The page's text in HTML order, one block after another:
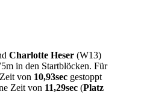
Charlotte Heser(W13)
in den Startblöcken. Für
von 10,93secgestoppt
Zeit von 11,29sec(Platz